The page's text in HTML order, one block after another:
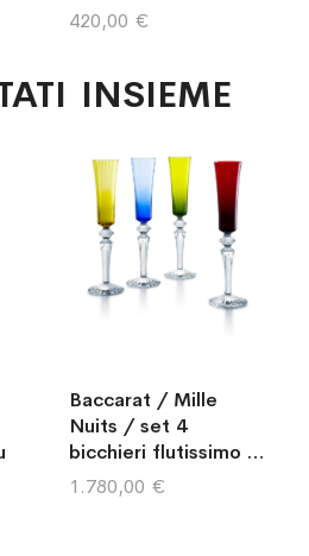
420,00 €
INSIEME
Baccarat / Mille
Nuits / set 4
bicchieri flutissimo /
cristallo
1.780,00 €